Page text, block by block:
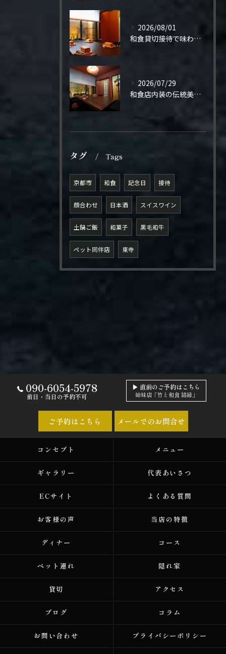
2026/08/01
和食貸切接待で味わう極上の一夜
2026/07/29
和食店内装の伝統美と機能性
タグ Tags
京都市 和食 記念日 接待
顔合わせ 日本酒 スイスワイン
土鍋ご飯 和菓子 黒毛和牛
ペット同伴店 東寺
090-6054-5978
前日・当日の予約不可
▶ 直前のご予約はこちら
姉妹店「竹と和食 結縁」
ご予約はこちら メールでのお問合せ
コンセプト メニュー
ギャラリー 代表あいさつ
ECサイト よくある質問
お客様の声 当店の特徴
ディナー コース
ペット連れ 隠れ家
貸切 アクセス
ブログ コラム
お問い合わせ プライバシーポリシー